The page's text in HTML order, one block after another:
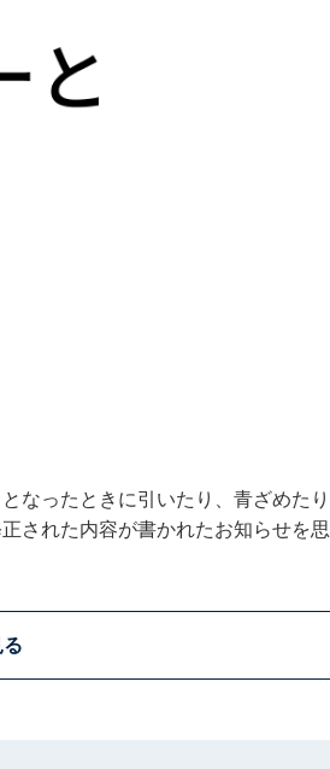
なったときに引いたり、青ざめたり
された内容が書かれたお知らせを思